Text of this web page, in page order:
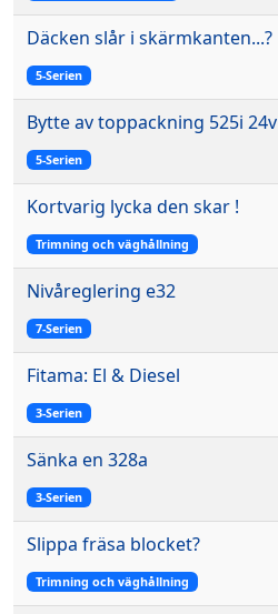
Däcken slår i skärmkanten...?
5-Serien
Bytte av toppackning 525i 24v
5-Serien
Kortvarig lycka den skar !
Trimning och väghållning
Nivåreglering e32
7-Serien
Fitama: El & Diesel
3-Serien
Sänka en 328a
3-Serien
Slippa fräsa blocket?
Trimning och väghållning